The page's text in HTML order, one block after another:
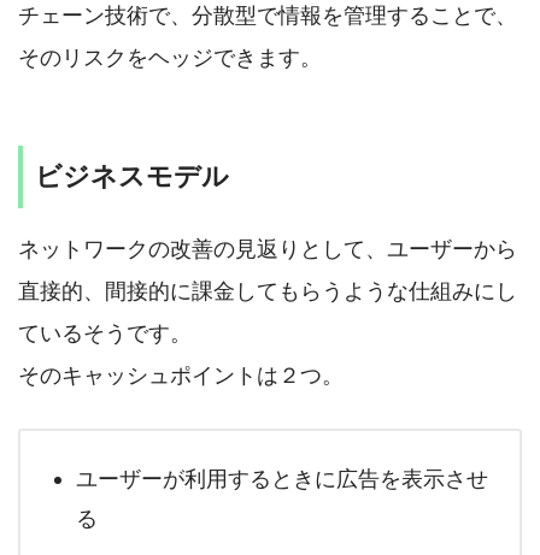
チェーン技術で、分散型で情報を管理することで、
そのリスクをヘッジできます。
ビジネスモデル
ネットワークの改善の見返りとして、ユーザーから
直接的、間接的に課金してもらうような仕組みにし
ているそうです。
そのキャッシュポイントは２つ。
ユーザーが利用するときに広告を表示させ
る